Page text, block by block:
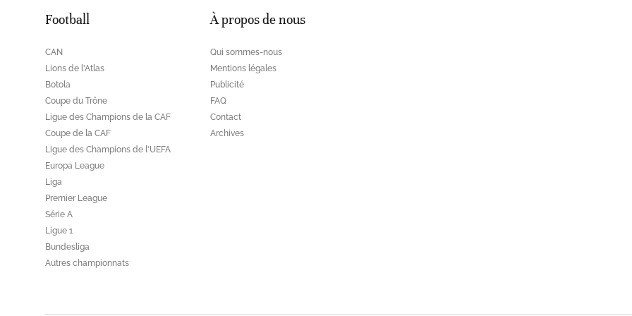
Football
CAN
Lions de l'Atlas
Botola
Coupe du Trône
Ligue des Champions de la CAF
Coupe de la CAF
Ligue des Champions de l'UEFA
Europa League
Liga
Premier League
Série A
Ligue 1
Bundesliga
Autres championnats
À propos de nous
Qui sommes-nous
Mentions légales
Publicité
FAQ
Contact
Archives